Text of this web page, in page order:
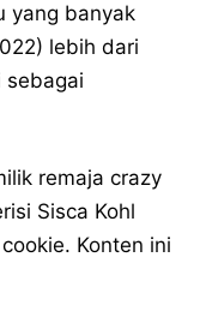
yang banyak
lebih dari
sebagai
remaja crazy
Sisca Kohl
Konten ini